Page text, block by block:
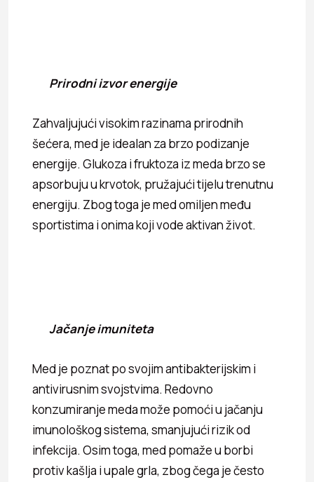
Prirodni izvor energije
Zahvaljujući visokim razinama prirodnih
šećera, med je idealan za brzo podizanje
energije. Glukoza i fruktoza iz meda brzo se
apsorbuju u krvotok, pružajući tijelu trenutnu
energiju. Zbog toga je med omiljen među
sportistima i onima koji vode aktivan život.
Jačanje imuniteta
Med je poznat po svojim antibakterijskim i
antivirusnim svojstvima. Redovno
konzumiranje meda može pomoći u jačanju
imunološkog sistema, smanjujući rizik od
infekcija. Osim toga, med pomaže u borbi
protiv kašlja i upale grla, zbog čega je često